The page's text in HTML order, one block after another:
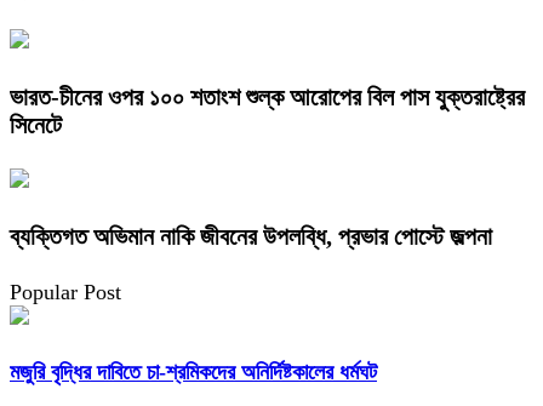
ভারত-চীনের ওপর ১০০ শতাংশ শুল্ক আরোপের বিল পাস যুক্তরাষ্ট্রের
সিনেটে
ব্যক্তিগত অভিমান নাকি জীবনের উপলব্ধি, প্রভার পোস্টে জল্পনা
Popular Post
মজুরি বৃদ্ধির দাবিতে চা-শ্রমিকদের অনির্দিষ্টকালের ধর্মঘট